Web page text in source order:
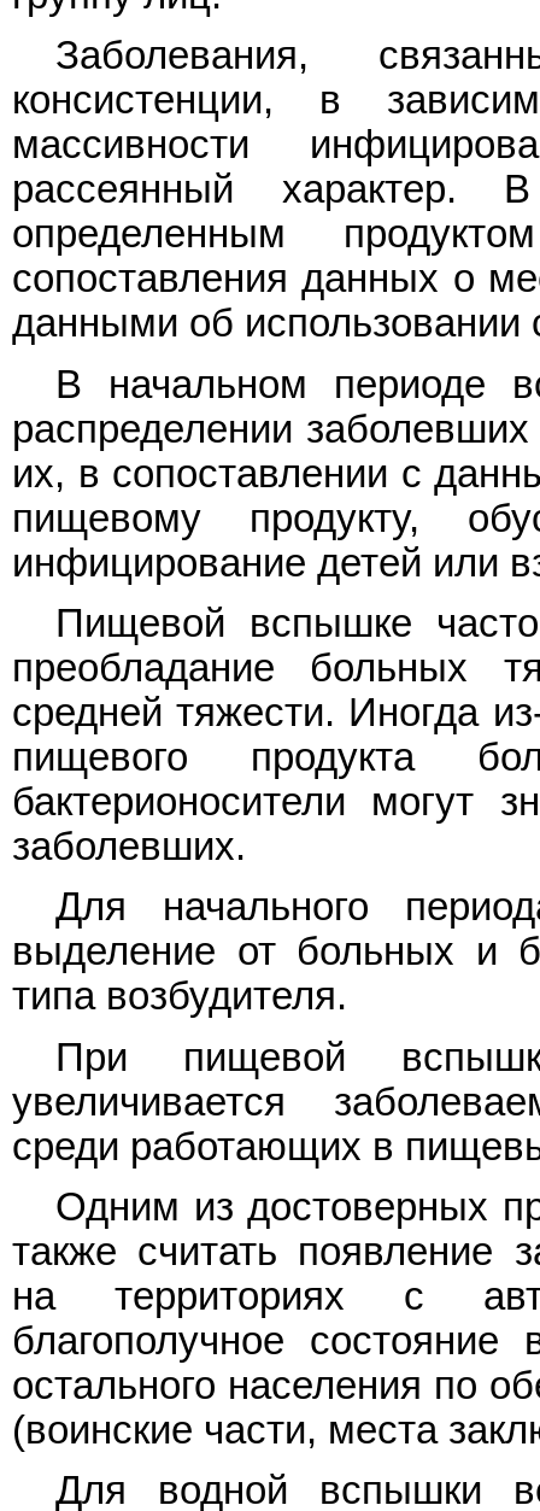
Заболевания,
консистенции, в
массивности
рассеянный
определенным
сопоставления данных о
данными об использовании
В начальном периоде
распределении
их, в сопоставлении с
пищевому продукту,
инфицирование детей или
Пищевой вспышке
преобладание
средней тяжести. Иногда
пищевого продукта
бактерионосители могут
заболевших.
Для начального
выделение от больных и
типа возбудителя.
При пищевой
увеличивается
среди работающих в
Одним из достоверных
также считать появление
на территориях с
благополучное
остального населения по
(воинские части, места
Для водной вспышки